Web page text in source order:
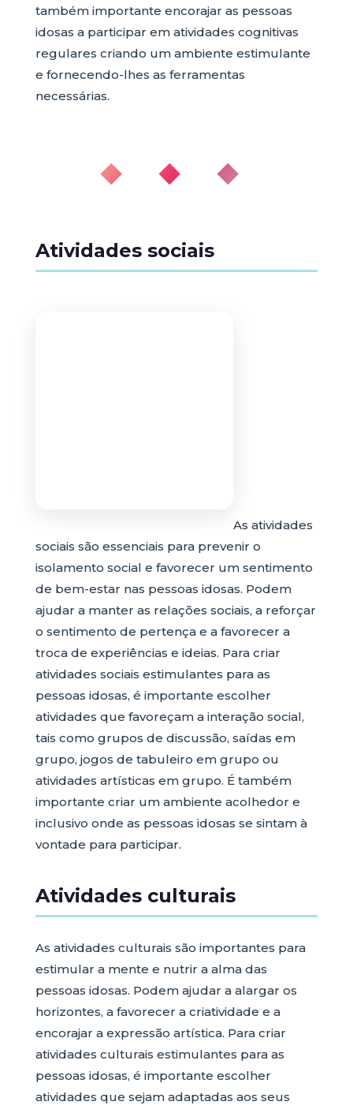
também importante encorajar as pessoas
idosas a participar em atividades cognitivas
regulares criando um ambiente estimulante
e fornecendo-lhes as ferramentas
necessárias.
◆ ◆ ◆
Atividades sociais
As atividades
sociais são essenciais para prevenir o
isolamento social e favorecer um sentimento
de bem-estar nas pessoas idosas. Podem
ajudar a manter as relações sociais, a reforçar
o sentimento de pertença e a favorecer a
troca de experiências e ideias. Para criar
atividades sociais estimulantes para as
pessoas idosas, é importante escolher
atividades que favoreçam a interação social,
tais como grupos de discussão, saídas em
grupo, jogos de tabuleiro em grupo ou
atividades artísticas em grupo. É também
importante criar um ambiente acolhedor e
inclusivo onde as pessoas idosas se sintam à
vontade para participar.
Atividades culturais
As atividades culturais são importantes para
estimular a mente e nutrir a alma das
pessoas idosas. Podem ajudar a alargar os
horizontes, a favorecer a criatividade e a
encorajar a expressão artística. Para criar
atividades culturais estimulantes para as
pessoas idosas, é importante escolher
atividades que sejam adaptadas aos seus